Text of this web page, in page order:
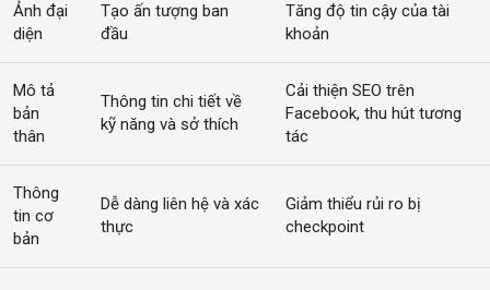
Ảnh đại
diện
Tạo ấn tượng ban
đầu
Tăng độ tin cậy của tài
khoản
Mô tả
bản
thân
Thông tin chi tiết về
kỹ năng và sở thích
Cải thiện SEO trên
Facebook, thu hút tương
tác
Thông
tin cơ
bản
Dễ dàng liên hệ và xác
thực
Giảm thiểu rủi ro bị
checkpoint